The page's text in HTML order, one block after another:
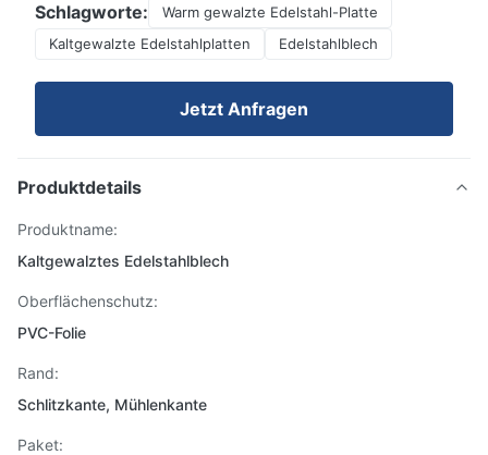
Schlagworte:
Warm gewalzte Edelstahl-Platte
Kaltgewalzte Edelstahlplatten
Edelstahlblech
Jetzt Anfragen
Produktdetails
Produktname:
Kaltgewalztes Edelstahlblech
Oberflächenschutz:
PVC-Folie
Rand:
Schlitzkante, Mühlenkante
Paket: